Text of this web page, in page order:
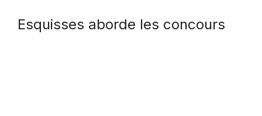
Esquisses aborde les concours